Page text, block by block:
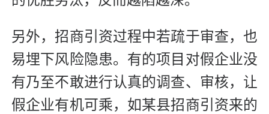
另外，招商引资过程中若疏于审查，也
易埋下风险隐患。有的项目对假企业没
有乃至不敢进行认真的调查、审核，让
假企业有机可乘，如某县招商引资来的